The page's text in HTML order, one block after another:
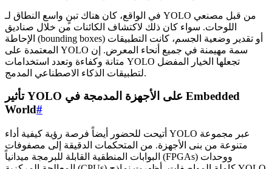
في الواقع، كان هناك تبنٍ واسع النطاق لـ YOLO من قبل مصنعي
اللوحات. سواء كان ذلك لاكتشاف الكائنات من خلال صناديق
الإحاطة (bounding boxes) أو تقدير وضعية الجسم، كانت التطبيقات
المعتمدة على YOLO سمة مهيمنة في جميع أنحاء المعرض. إن
متانة وكفاءة وتعدد استخدامات YOLO تجعلها الخيار المفضل
لتطبيقات الذكاء الاصطناعي المدمج.
تأثير YOLO على الأجهزة المدمجة في Embedded
World#
أتيحت للحضور أيضاً فرصة رؤية كيفية أداء YOLO عبر مجموعة
متنوعة من بنى الأجهزة. من المتحكمات الدقيقة إلى مصفوفات
البوابات المنطقية القابلة للبرمجة ميدانياً (FPGAs) ووحدات